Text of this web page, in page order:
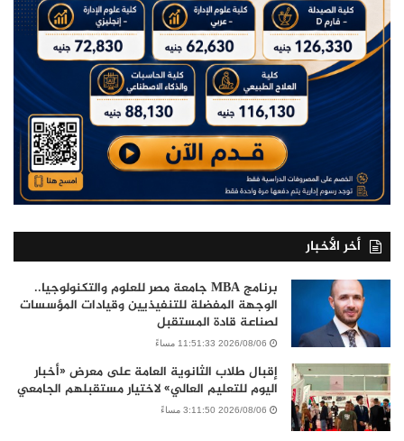
أخر الأخبار
برنامج MBA جامعة مصر للعلوم والتكنولوجيا..
الوجهة المفضلة للتنفيذيين وقيادات المؤسسات
لصناعة قادة المستقبل
2026/08/06 11:51:33 مساءً
إقبال طلاب الثانوية العامة على معرض «أخبار
اليوم للتعليم العالي» لاختيار مستقبلهم الجامعي
2026/08/06 3:11:50 مساءً